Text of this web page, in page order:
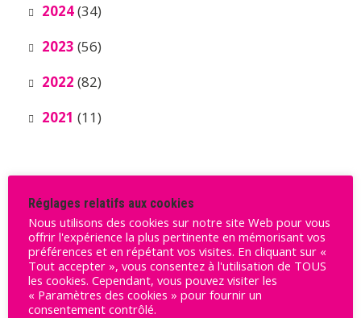
2024(34)
2023 (56)
2022 (82)
2021 (11)
Ils nous soutiennent
Réglages relatifs aux cookies
Nous utilisons des cookies sur notre site Web pour vous
offrir l'expérience la plus pertinente en mémorisant vos
préférences et en répétant vos visites. En cliquant sur «
Tout accepter », vous consentez à l'utilisation de TOUS
les cookies. Cependant, vous pouvez visiter les
« Paramètres des cookies » pour fournir un
consentement contrôlé.